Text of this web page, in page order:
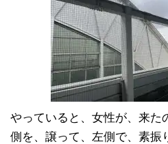
やっていると、女性が、来た
側を、譲って、左側で、素振